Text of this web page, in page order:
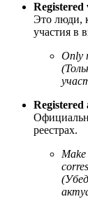
Registered
Это люди,
участия в
Only
Registered
реестрах.
Make